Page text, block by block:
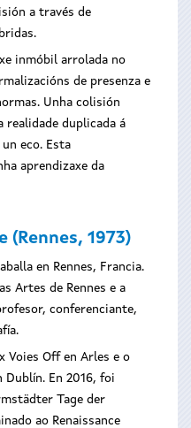
a través de
inmóbil arrolada no
de presenza e
Unha colisión
realidade duplicada á
eco. Esta
aprendizaxe da
(Rennes, 1973)
en Rennes, Francia.
Artes de Rennes e a
conferenciante,
Voies Off en Arles e o
Dublín. En 2016, foi
Tage der
ao Renaissance